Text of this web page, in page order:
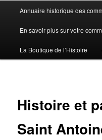
Menu
principal
Annuaire historique des
En savoir plus sur votre
La Boutique de l’Histoire
Histoire et
Saint